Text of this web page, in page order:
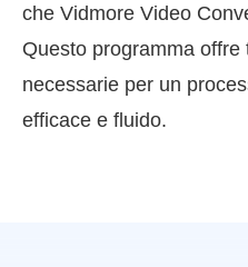
che Vidmore Video
Questo programma offre
necessarie per un
efficace e fluido.